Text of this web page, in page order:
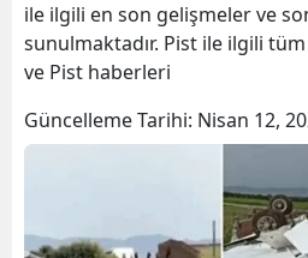
ile ilgili en son gelişmeler ve
sunulmaktadır. Pist ile ilgili
ve Pist haberleri
Güncelleme Tarihi: Nisan 12,